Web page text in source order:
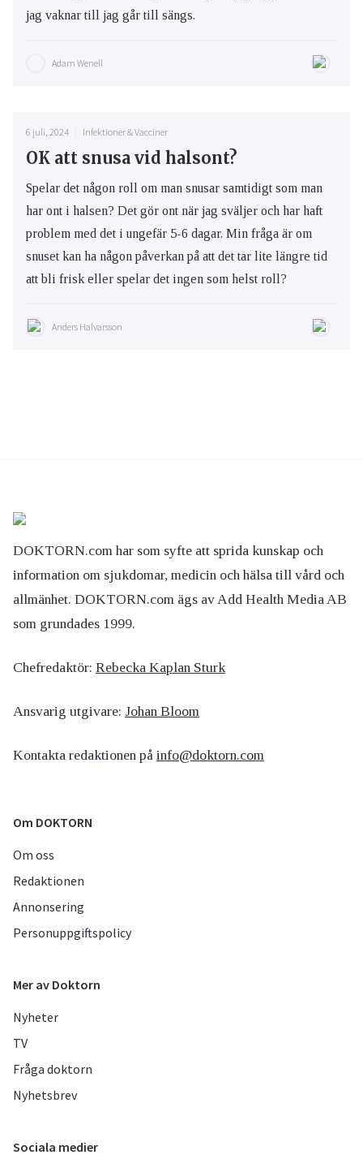
jag vaknar till jag går till sängs.
Adam Wenell
6 juli, 2024 Infektioner & Vacciner
OK att snusa vid halsont?
Spelar det någon roll om man snusar samtidigt som man
har ont i halsen? Det gör ont när jag sväljer och har haft
problem med det i ungefär 5-6 dagar. Min fråga är om
snuset kan ha någon påverkan på att det tar lite längre tid
att bli frisk eller spelar det ingen som helst roll?
Anders Halvarsson
DOKTORN.com har som syfte att sprida kunskap och
information om sjukdomar, medicin och hälsa till vård och
allmänhet. DOKTORN.com ägs av Add Health Media AB
som grundades 1999.
Chefredaktör: Rebecka Kaplan Sturk
Ansvarig utgivare: Johan Bloom
Kontakta redaktionen på info@doktorn.com
Om DOKTORN
Om oss
Redaktionen
Annonsering
Personuppgiftspolicy
Mer av Doktorn
Nyheter
TV
Fråga doktorn
Nyhetsbrev
Sociala medier